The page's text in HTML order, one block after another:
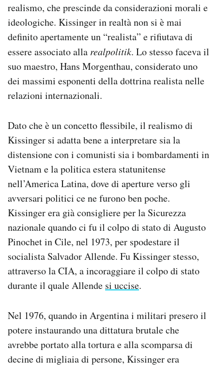
realismo, che prescinde da considerazioni morali e
ideologiche. Kissinger in realtà non si è mai
definito apertamente un “realista” e rifiutava di
essere associato alla realpolitik. Lo stesso faceva il
suo maestro, Hans Morgenthau, considerato uno
dei massimi esponenti della dottrina realista nelle
relazioni internazionali.
Dato che è un concetto flessibile, il realismo di
Kissinger si adatta bene a interpretare sia la
distensione con i comunisti sia i bombardamenti in
Vietnam e la politica estera statunitense
nell’America Latina, dove di aperture verso gli
avversari politici ce ne furono ben poche.
Kissinger era già consigliere per la Sicurezza
nazionale quando ci fu il colpo di stato di Augusto
Pinochet in Cile, nel 1973, per spodestare il
socialista Salvador Allende. Fu Kissinger stesso,
attraverso la CIA, a incoraggiare il colpo di stato
durante il quale Allende si uccise.
Nel 1976, quando in Argentina i militari presero il
potere instaurando una dittatura brutale che
avrebbe portato alla tortura e alla scomparsa di
decine di migliaia di persone, Kissinger era